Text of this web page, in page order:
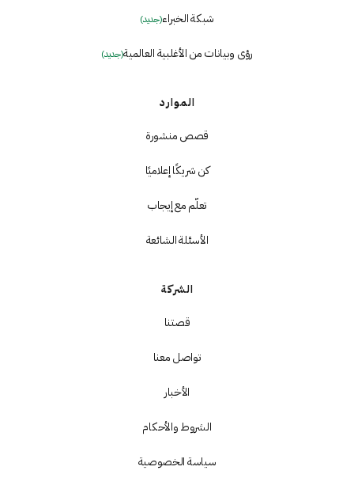
شبكة الخبراء(جديد)
رؤى وبيانات من الأغلبية العالمية(جديد)
الموارد
قصص منشورة
كن شريكًا إعلاميًا
تعلّم مع إيجاب
الأسئلة الشائعة
الشركة
قصتنا
تواصل معنا
الأخبار
الشروط والأحكام
سياسة الخصوصية